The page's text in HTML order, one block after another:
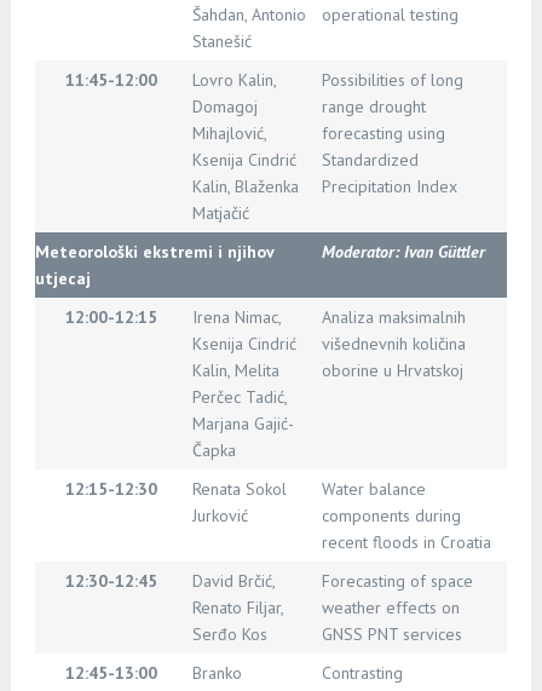
Šahdan, Antonio
Stanešić
operational testing
11:45-12:00
Lovro Kalin,
Domagoj
Mihajlović,
Ksenija Cindrić
Kalin, Blaženka
Matjačić
Possibilities of long
range drought
forecasting using
Standardized
Precipitation Index
Meteorološki ekstremi i njihov
utjecaj
Moderator: Ivan Güttler
12:00-12:15
Irena Nimac,
Ksenija Cindrić
Kalin, Melita
Perčec Tadić,
Marjana Gajić-
Čapka
Analiza maksimalnih
višednevnih količina
oborine u Hrvatskoj
12:15-12:30
Renata Sokol
Jurković
Water balance
components during
recent floods in Croatia
12:30-12:45
David Brčić,
Renato Filjar,
Serđo Kos
Forecasting of space
weather effects on
GNSS PNT services
12:45-13:00
Branko
Contrasting